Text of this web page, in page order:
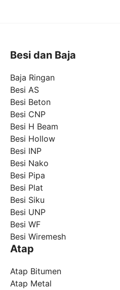
Besi dan Baja
Baja Ringan
Besi AS
Besi Beton
Besi CNP
Besi H Beam
Besi Hollow
Besi INP
Besi Nako
Besi Pipa
Besi Plat
Besi Siku
Besi UNP
Besi WF
Besi Wiremesh
Atap
Atap Bitumen
Atap Metal